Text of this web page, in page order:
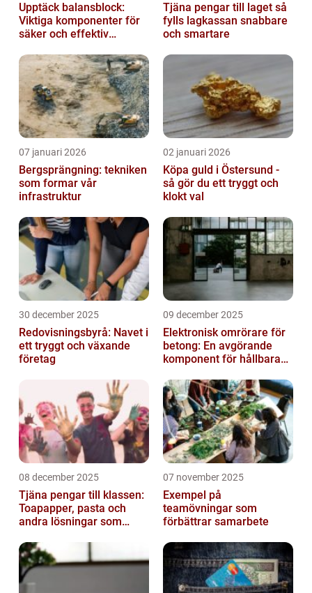
Upptäck balansblock:
Viktiga komponenter för
säker och effektiv
Tjäna pengar till laget så
fylls lagkassan snabbare
och smartare
07 januari 2026
Bergsprängning: tekniken
som formar vår
infrastruktur
02 januari 2026
Köpa guld i Östersund -
så gör du ett tryggt och
klokt val
30 december 2025
Redovisningsbyrå: Navet i
ett tryggt och växande
företag
09 december 2025
Elektronisk omrörare för
betong: En avgörande
komponent för hållbara
08 december 2025
Tjäna pengar till klassen:
Toapapper, pasta och
andra lösningar som
07 november 2025
Exempel på
teamövningar som
förbättrar samarbete